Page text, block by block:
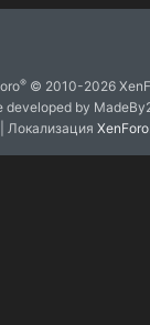
® © 2010-2026
developed by
| Локализация